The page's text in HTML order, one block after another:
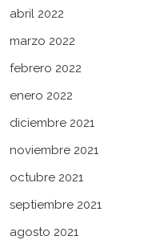
abril 2022
marzo 2022
febrero 2022
enero 2022
diciembre 2021
noviembre 2021
octubre 2021
septiembre 2021
agosto 2021